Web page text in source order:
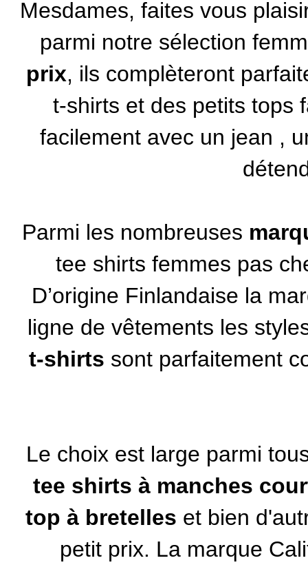
Mesdames, faites vous
parmi notre sélection
prix, ils complèteront
t-shirts et des petits tops
facilement avec un jean ,
Parmi les nombreuses
tee shirts femmes pas
D’origine Finlandaise la
ligne de vêtements les
t-shirts sont parfaitement
Le choix est large parmi
tee shirts à manches
top à bretelles et bien
petit prix. La marque